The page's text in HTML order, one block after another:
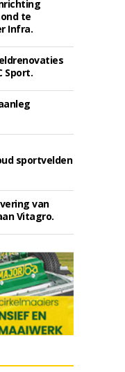
te
Infra.
Sport.
sportvelden
van
Vitagro.